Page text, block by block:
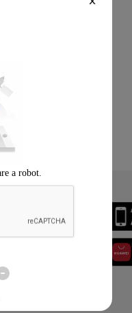
Download the App